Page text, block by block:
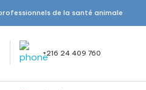
de la santé animale
+216 24 409 760